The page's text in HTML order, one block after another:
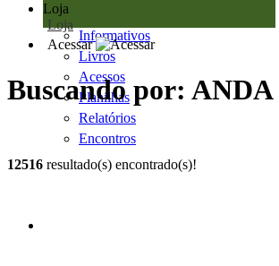
Loja
Loja
Informativos
Livros
Acessos
Planilhas
Relatórios
Encontros
Acessar
Buscando por: ANDA
12516 resultado(s) encontrado(s)!